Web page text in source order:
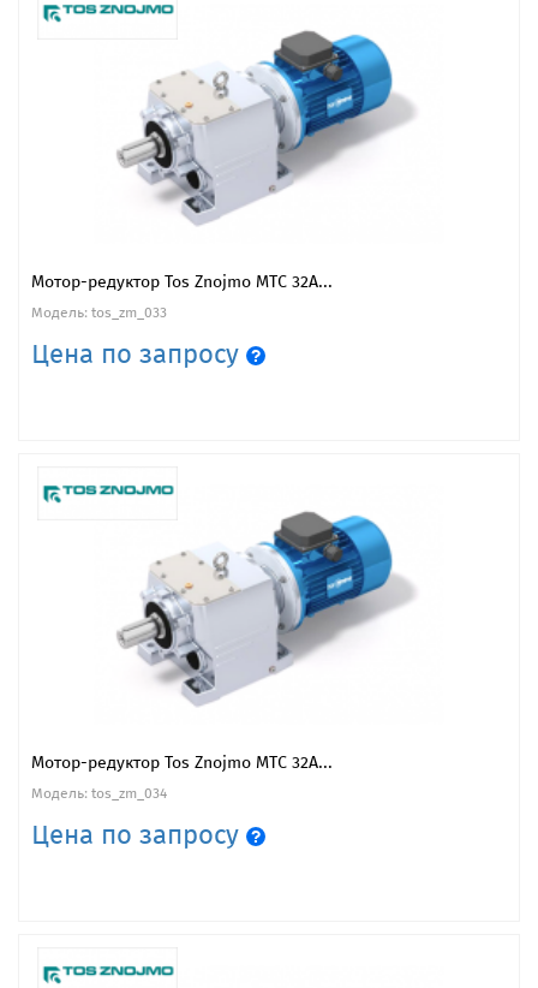
Мотор-редуктор Tos Znojmo MTC 32A...
Модель: tos_zm_033
Цена по запросу
Мотор-редуктор Tos Znojmo MTC 32A...
Модель: tos_zm_034
Цена по запросу